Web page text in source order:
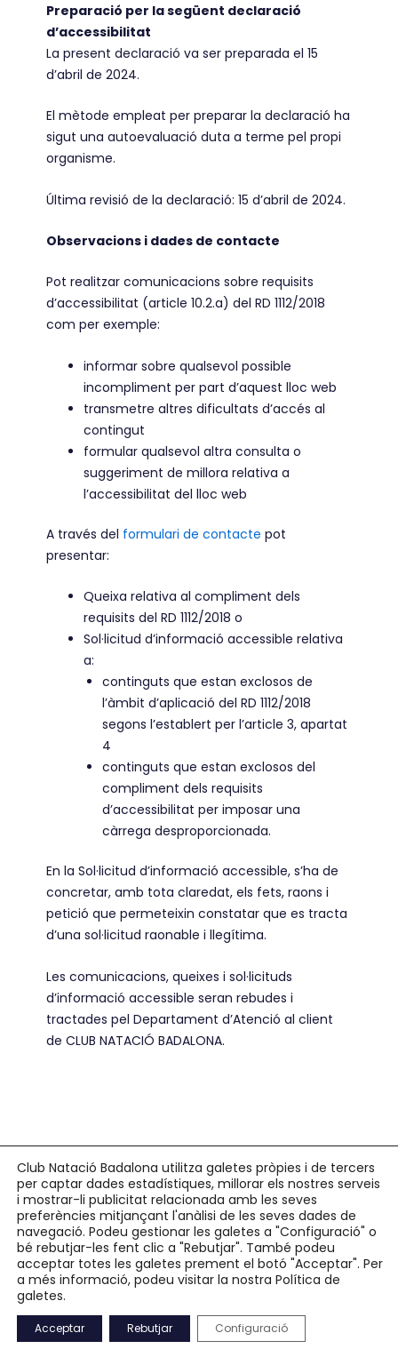
Preparació per la següent declaració
d’accessibilitat
La present declaració va ser preparada el 15
d’abril de 2024.
El mètode empleat per preparar la declaració ha
sigut una autoevaluació duta a terme pel propi
organisme.
Última revisió de la declaració: 15 d’abril de 2024.
Observacions i dades de contacte
Pot realitzar comunicacions sobre requisits
d’accessibilitat (article 10.2.a) del RD 1112/2018
com per exemple:
informar sobre qualsevol possible
incompliment per part d’aquest lloc web
transmetre altres dificultats d’accés al
contingut
formular qualsevol altra consulta o
suggeriment de millora relativa a
l’accessibilitat del lloc web
A través del formulari de contacte pot
presentar:
Queixa relativa al compliment dels
requisits del RD 1112/2018 o
Sol·licitud d’informació accessible relativa
a:
continguts que estan exclosos de
l’àmbit d’aplicació del RD 1112/2018
segons l’establert per l’article 3, apartat
4
continguts que estan exclosos del
compliment dels requisits
d’accessibilitat per imposar una
càrrega desproporcionada.
En la Sol·licitud d’informació accessible, s’ha de
concretar, amb tota claredat, els fets, raons i
petició que permeteixin constatar que es tracta
d’una sol·licitud raonable i llegítima.
Les comunicacions, queixes i sol·licituds
d’informació accessible seran rebudes i
tractades pel Departament d’Atenció al client
de CLUB NATACIÓ BADALONA.
Copyright © 2026 Club Natació Badalona |c/ Eduard Maristany, 5-7
Badalona |93 384 34 13
Avís Legal
Política de Privacitat
Accessibilitat
Mapa Web
Club Natació Badalona utilitza galetes pròpies i de tercers
per captar dades estadístiques, millorar els nostres serveis
i mostrar-li publicitat relacionada amb les seves
preferències mitjançant l'anàlisi de les seves dades de
navegació. Podeu gestionar les galetes a "Configuració" o
bé rebutjar-les fent clic a "Rebutjar". També podeu
acceptar totes les galetes prement el botó "Acceptar". Per
a més informació, podeu visitar la nostra Política de
galetes.
Acceptar Rebutjar Configuració